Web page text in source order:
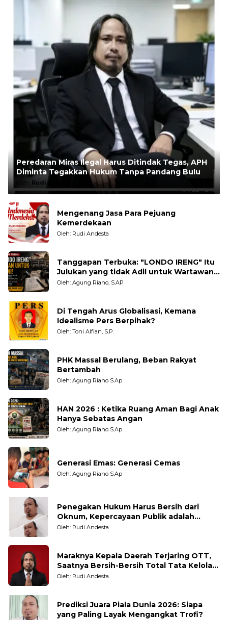
Peredaran Miras Ilegal Harus Ditindak Tegas, APH
Diminta Tegakkan Hukum Tanpa Pandang Bulu
Oleh: Rudi Andesta
Mengenang Jasa Para Pejuang
Kemerdekaan
Oleh: Rudi Andesta
Tanggapan Terbuka: "LONDO IRENG" Itu
Julukan yang tidak Adil untuk Wartawan,
Pengamat dan LSM
Oleh: Agung Riano, S.AP
Di Tengah Arus Globalisasi, Kemana
Idealisme Pers Berpihak?
Oleh: Toni Alfian, S.P.
PHK Massal Berulang, Beban Rakyat
Bertambah
Oleh: Agung Riano S.Ap
HAN 2026 : Ketika Ruang Aman Bagi Anak
Hanya Sebatas Angan
Oleh: Agung Riano S.Ap
Generasi Emas: Generasi Cemas
Oleh: Agung Riano S.Ap
Penegakan Hukum Harus Bersih dari
Oknum, Kepercayaan Publik adalah
Taruhannya
Oleh: Rudi Andesta
Maraknya Kepala Daerah Terjaring OTT,
Saatnya Bersih-Bersih Total Tata Kelola
Pemerintahan
Oleh: Rudi Andesta
Prediksi Juara Piala Dunia 2026: Siapa
yang Paling Layak Mengangkat Trofi?